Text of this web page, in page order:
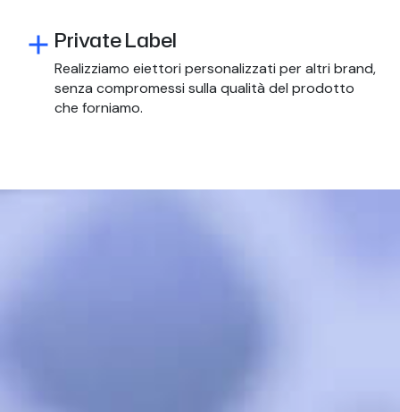
add Private Label
Realizziamo eiettori personalizzati per altri brand,
senza compromessi sulla qualità del prodotto
che forniamo.